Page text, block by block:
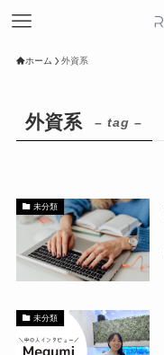
ホーム 外資系
外資系 – tag –
未分類
未分類